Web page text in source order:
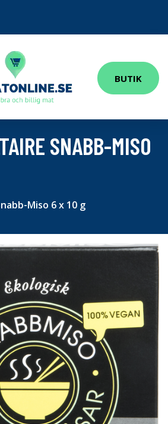
BUTIK
SNABB-MISO
Miso 6 x 10 g